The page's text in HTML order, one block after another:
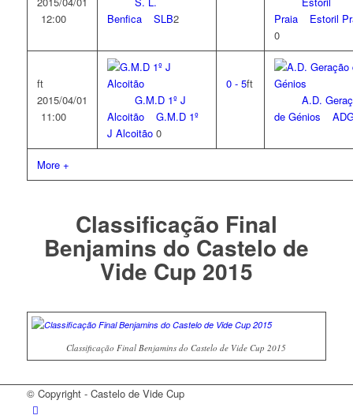
12:00
Benfica
SLB2
Praia
Estoril
0
ft
2015/04/01
11:00
G.M.D 1º J
Alcoitão
G.M.D 1º
J Alcoitão 0
0- 5ft
A.D.
de Génios
More +
Classificação Final
Benjamins do Castelo de
Vide Cup 2015
Classificação Final Benjamins do Castelo de Vide Cup 2015
© Copyright - Castelo de Vide Cup